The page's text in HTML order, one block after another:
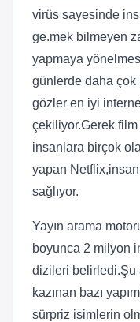
virüs sayesinde
ge.mek bilmeyen
yapmaya
günlerde daha çok
gözler en iyi
çekiliyor.Gerek film
insanlara birçok
yapan
sağlıyor.
Yayın arama
boyunca 2 milyon
dizileri belirledi.Şu
kazınan bazı
sürpriz isimlerin